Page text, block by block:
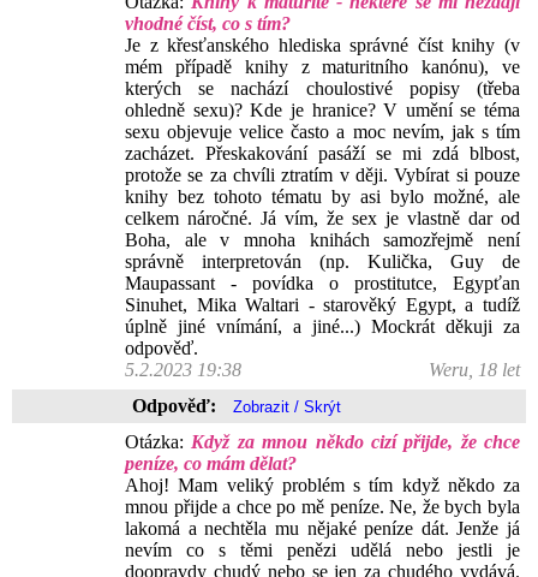
vhodné číst, co s tím?
Je z křesťanského hlediska správné číst knihy (v
mém případě knihy z maturitního kanónu), ve
kterých se nachází choulostivé popisy (třeba
ohledně sexu)? Kde je hranice? V umění se téma
sexu objevuje velice často a moc nevím, jak s tím
zacházet. Přeskakování pasáží se mi zdá blbost,
protože se za chvíli ztratím v ději. Vybírat si pouze
knihy bez tohoto tématu by asi bylo možné, ale
celkem náročné. Já vím, že sex je vlastně dar od
Boha, ale v mnoha knihách samozřejmě není
správně interpretován (np. Kulička, Guy de
Maupassant - povídka o prostitutce, Egypťan
Sinuhet, Mika Waltari - starověký Egypt, a tudíž
úplně jiné vnímání, a jiné...) Mockrát děkuji za
odpověď.
5.2.2023 19:38
Weru, 18 let
Odpověď:
Otázka: Když za mnou někdo cizí přijde, že chce
peníze, co mám dělat?
Ahoj! Mam veliký problém s tím když někdo za
mnou přijde a chce po mě peníze. Ne, že bych byla
lakomá a nechtěla mu nějaké peníze dát. Jenže já
nevím co s těmi penězi udělá nebo jestli je
doopravdy chudý nebo se jen za chudého vydává.